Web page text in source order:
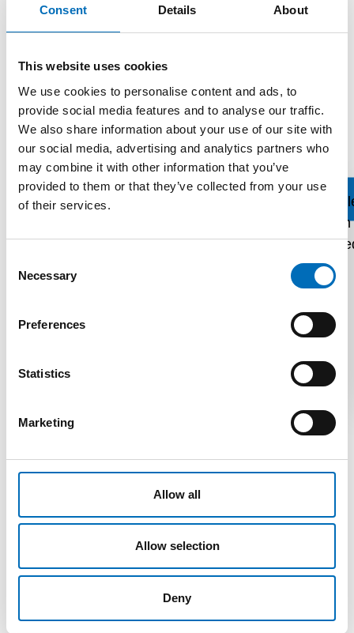
Consent Details About
This website uses cookies
We use cookies to personalise content and ads, to
provide social media features and to analyse our traffic.
We also share information about your use of our site with
our social media, advertising and analytics partners who
may combine it with other information that you’ve
provided to them or that they’ve collected from your use
of their services.
Selection
Necessary
Preferences
Statistics
Marketing
Allow all
Allow selection
Deny
• Fő hajtás: 13 + 17 kW, adagoló: 2,6 / 3,1 kW
• Szögelrendezésű csigák az egyenletes
• Többlépcsős tömítés öblítőcsatornával
• Opcionális: PLC vezérlés, oszlopos rakodó,
VERTICUT / VERTIMIX / SINGRISET rendszerek
• CNC-megmunkált csigaház belső csatornákkal
• Kiürítés: 200 literes edényhez optimalizálva
Prospektus
KAPCSOLATFELVÉTEL